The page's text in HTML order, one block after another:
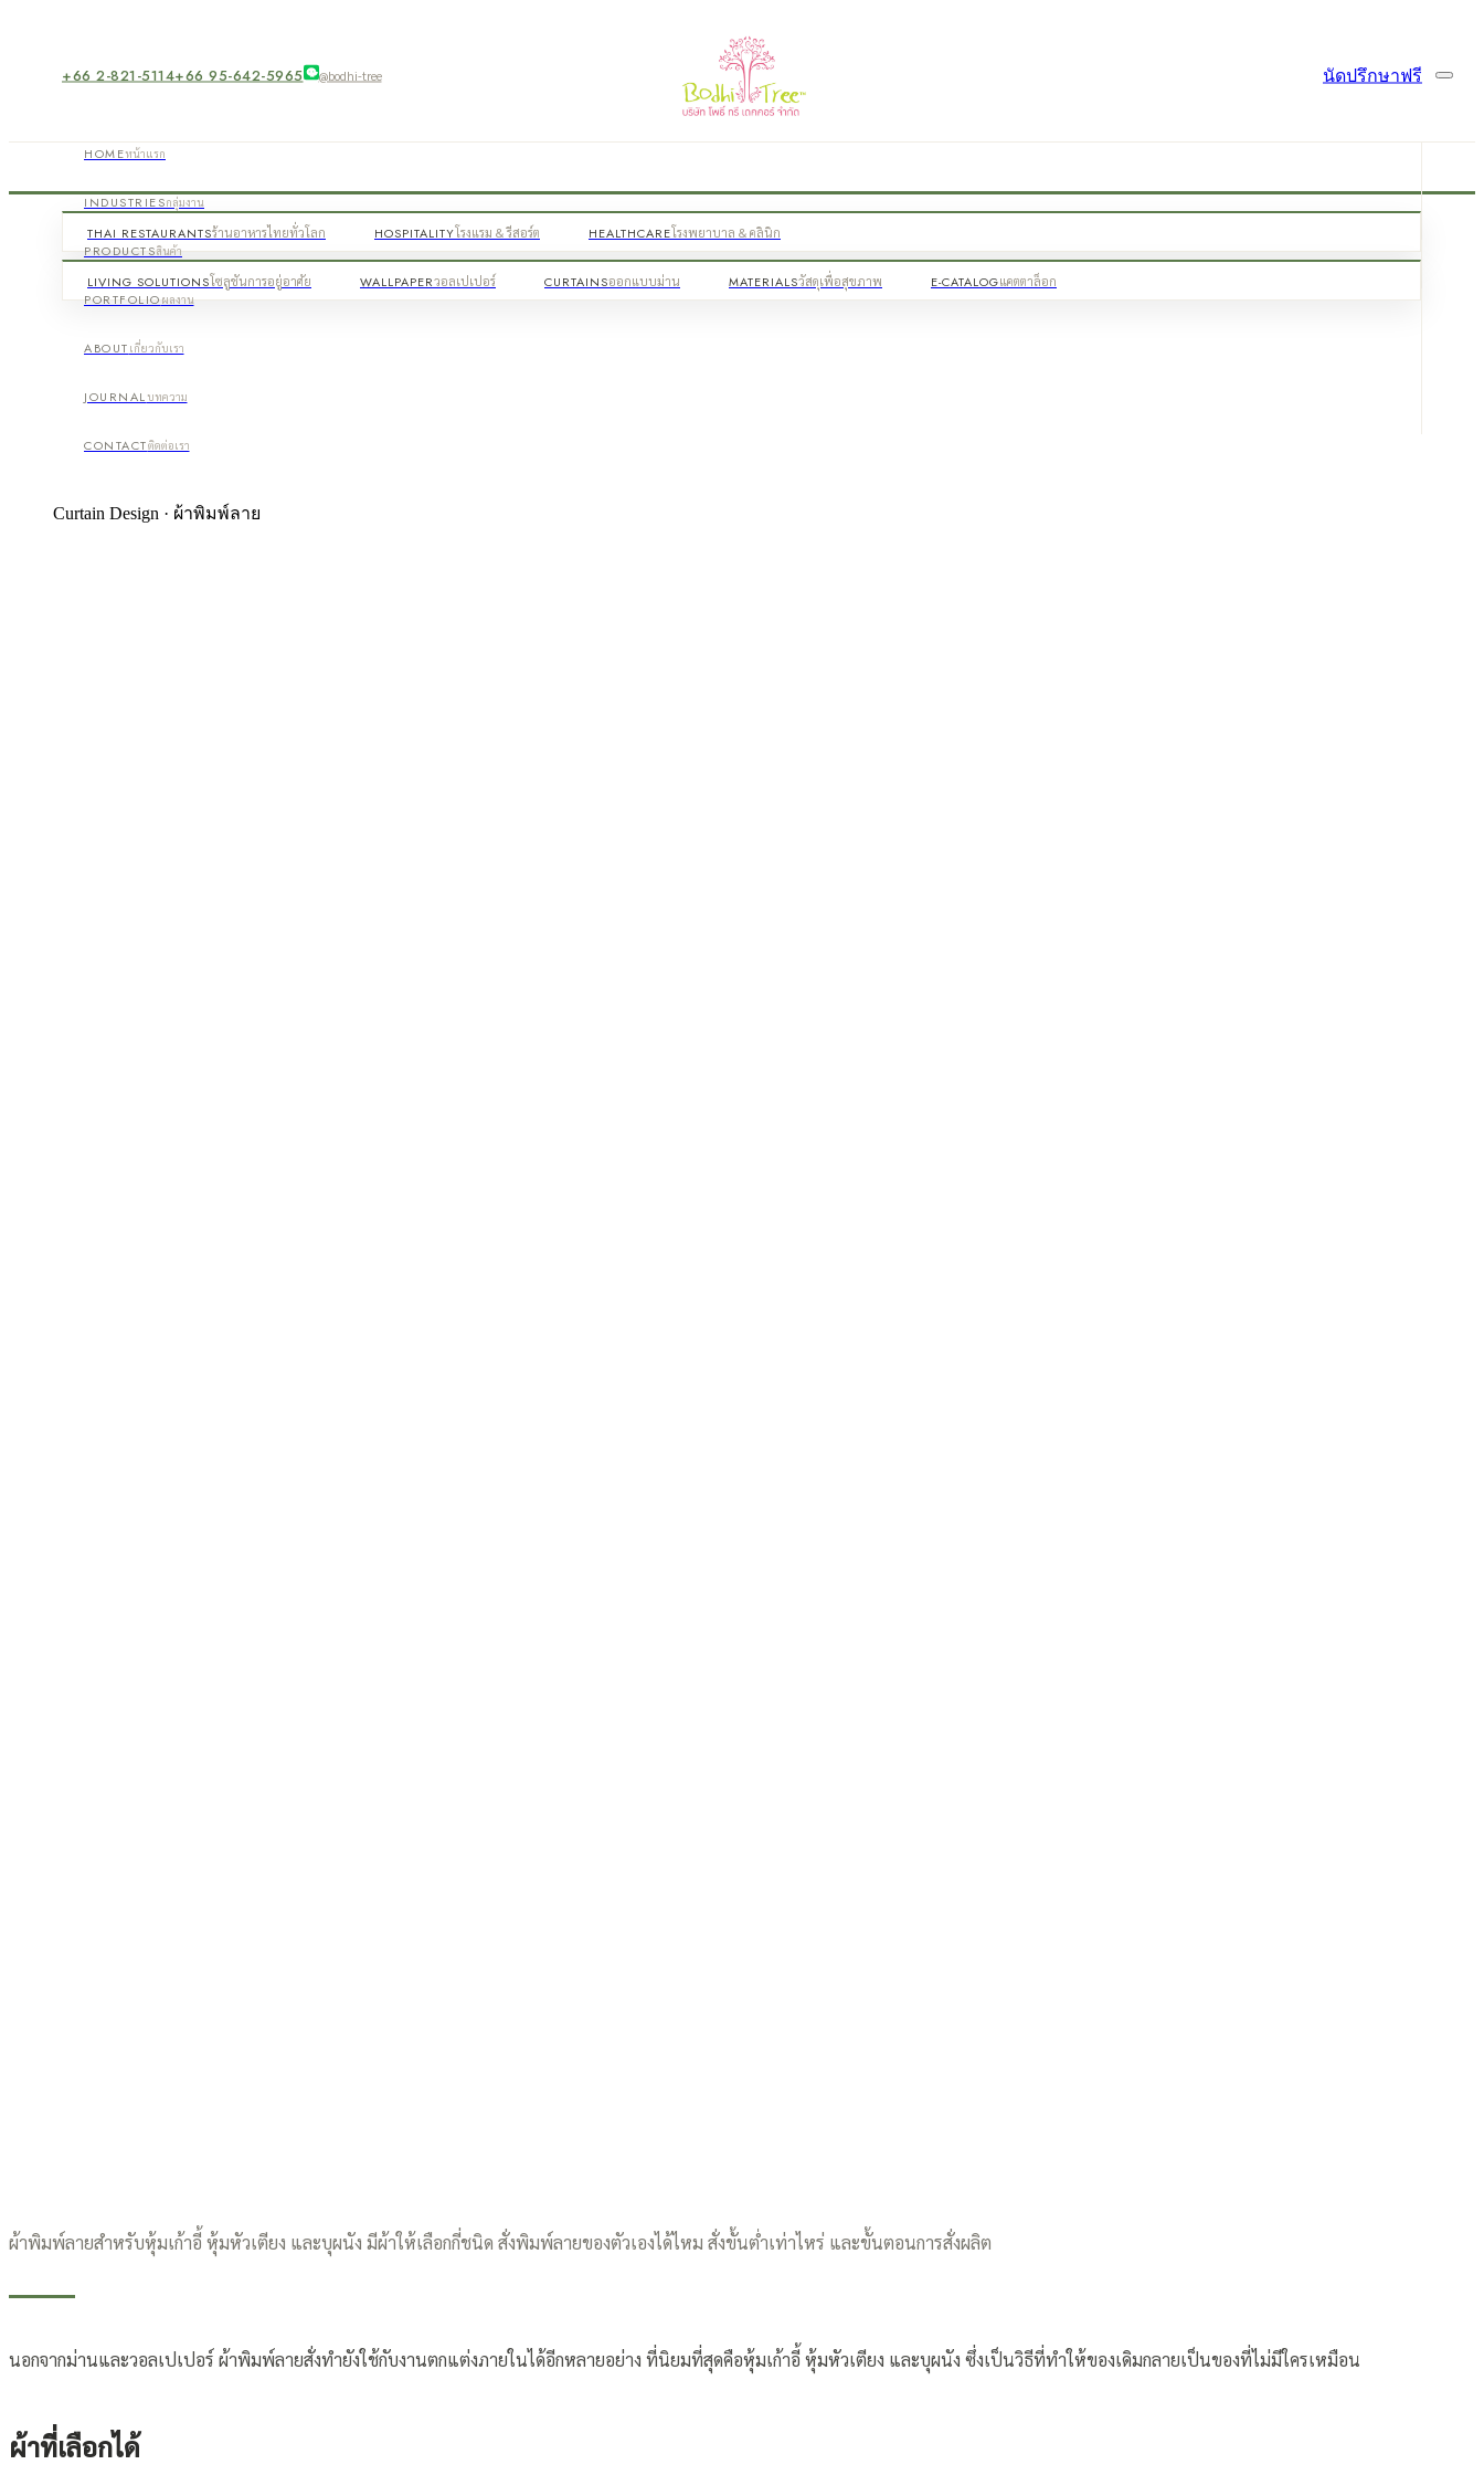
นัดปรึกษาฟรี
+66 2-821-5114+66 95-642-5965 @bodhi-tree
HOMEหน้าแรก
INDUSTRIESกลุ่มงาน
THAI RESTAURANTSร้านอาหารไทยทั่วโลก HOSPITALITYโรงแรม & รีสอร์ต HEALTHCAREโรงพยาบาล & คลินิก
PRODUCTSสินค้า
LIVING SOLUTIONSโซลูชันการอยู่อาศัย WALLPAPERวอลเปเปอร์ CURTAINSออกแบบม่าน MATERIALSวัสดุเพื่อสุขภาพ E-CATALOGแคตตาล็อก
PORTFOLIOผลงาน
ABOUT เกี่ยวกับเรา
JOURNAL บทความ
CONTACTติดต่อเรา
Curtain Design · ผ้าพิมพ์ลาย
ผ้าพิมพ์ลายสำหรับหุ้มเก้าอี้ หุ้มหัวเตียง และบุผนัง มีผ้าให้เลือกกี่ชนิด สั่งพิมพ์ลายของตัวเองได้ไหม สั่งขั้นต่ำเท่าไหร่ และขั้นตอนการสั่งผลิต
นอกจากม่านและวอลเปเปอร์ ผ้าพิมพ์ลายสั่งทำยังใช้กับงานตกแต่งภายในได้อีกหลายอย่าง ที่นิยมที่สุดคือหุ้มเก้าอี้ หุ้มหัวเตียง และบุผนัง ซึ่งเป็นวิธีที่ทำให้ของเดิมกลายเป็นของที่ไม่มีใครเหมือน
ผ้าที่เลือกได้